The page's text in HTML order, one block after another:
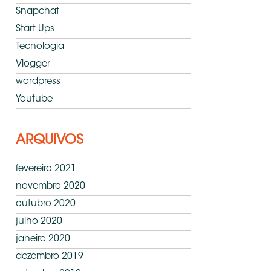
Snapchat
Start Ups
Tecnologia
Vlogger
wordpress
Youtube
ARQUIVOS
fevereiro 2021
novembro 2020
outubro 2020
julho 2020
janeiro 2020
dezembro 2019